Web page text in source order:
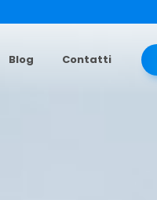
Blog Contatti